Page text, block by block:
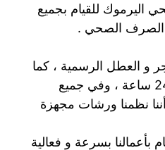
اليرموك للقيام بجميع
الصرف الصحي .
و العطل الرسمية ، كما
أننا متواجدون على مدار 24 ساعة ، وفي جميع
نظمنا ورشات مجهزة
بأعمالنا بسرعة و فعالية